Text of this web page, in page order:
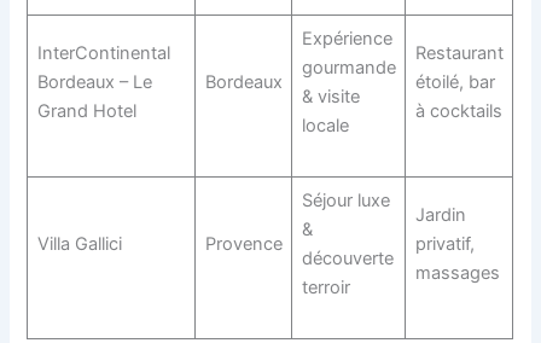
InterContinental
Bordeaux – Le
Grand Hotel
Bordeaux
Expérience
gourmande
& visite
locale
Restaurant
étoilé, bar
à cocktails
Villa Gallici Provence
Séjour luxe
&
découverte
terroir
Jardin
privatif,
massages